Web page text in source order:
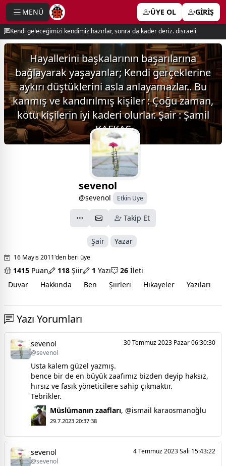
MENÜ ÜYE OL GİRİŞ
Kendi geleceğimizi kendimiz hazırlar, sonra da kader deriz. disraeli
Hayallerini başkalarının başarılarına
bağlayarak yaşayanlar; Kendi gerçeklerine
aykırı düştüklerini asla anlayamazlar.. Bu
kanmış ve kandırılmış kişiler : Çoğu zaman,
kötü kişilerin iyi kaderi olurlar. Şair : Şamil
KAFKAS
sevenol
@sevenol Etkin Üye
Takip Et
Şair Yazar
16 Mayıs 2011'den beri üye
1415 Puan 118 Şiir 1 Yazı 26 İleti
Duvar
Hakkında Ben Şiirleri Hikayeler Yazıları
Yazı Yorumları
sevenol
@sevenol
30 Temmuz 2023 Pazar 06:30:30
Usta kalem güzel yazmış.
bence bir de en büyük zaafımız bizden deyip haksız,
hırsız ve fasık yöneticilere sahip çıkmaktır.
Tebrikler.
Müslümanın zaafları, @ismail karaosmanoğlu
29.7.2023 20:37:38
sevenol
@sevenol
4 Temmuz 2023 Salı 15:43:22
menu